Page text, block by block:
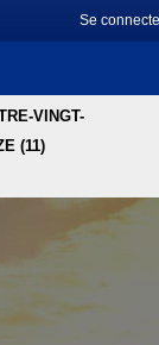
Se
VINGT-
(11)